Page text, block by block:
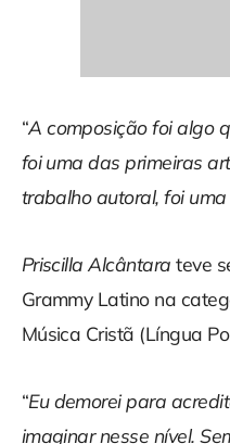
“A composição foi algo
foi uma das primeiras
trabalho autoral, foi
Priscilla Alcântara teve
Grammy Latino na
Música Cristã (Língua
“Eu demorei para
imaginar nesse nível.